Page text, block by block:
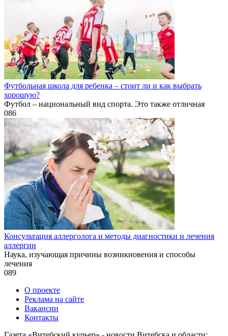
Футбольная школа для ребенка – стоит ли и как выбрать
хорошую?
Футбол – национальный вид спорта. Это также отличная
086
Консультация аллерголога и методы диагностики и лечения
аллергии
Наука, изучающая причины возникновения и способы
лечения
089
О проекте
Реклама на сайте
Вакансии
Контакты